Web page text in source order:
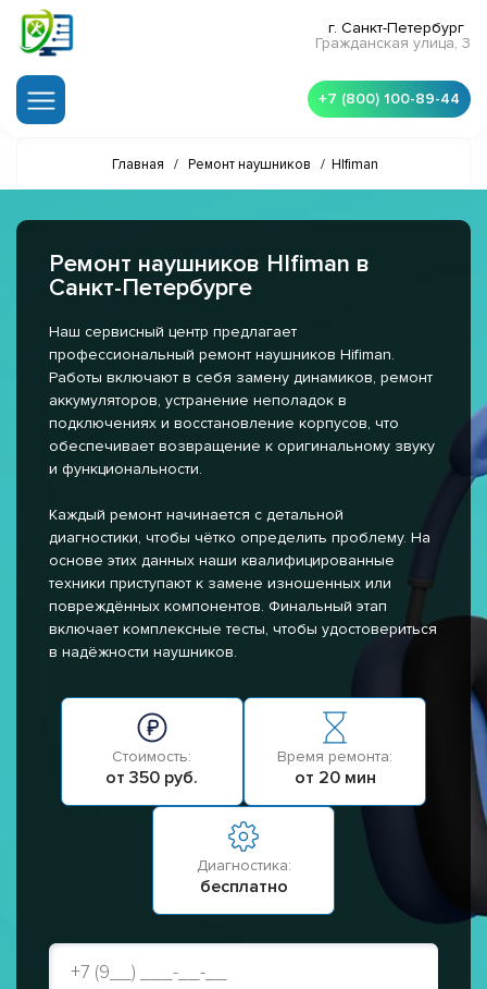
г. Санкт-Петербург
Гражданская улица, 3
+7 (800) 100-89-44
Главная / Ремонт наушников / HIfiman
Ремонт наушников HIfiman в
Санкт-Петербурге
Наш сервисный центр предлагает
профессиональный ремонт наушников Hifiman.
Работы включают в себя замену динамиков, ремонт
аккумуляторов, устранение неполадок в
подключениях и восстановление корпусов, что
обеспечивает возвращение к оригинальному звуку
и функциональности.
Каждый ремонт начинается с детальной
диагностики, чтобы чётко определить проблему. На
основе этих данных наши квалифицированные
техники приступают к замене изношенных или
повреждённых компонентов. Финальный этап
включает комплексные тесты, чтобы удостовериться
в надёжности наушников.
Стоимость:
от 350 руб.
Время ремонта:
от 20 мин
Диагностика:
бесплатно